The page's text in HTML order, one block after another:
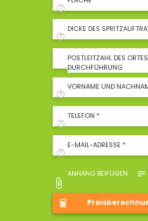
DICKE DES
POSTLEITZAHL DES
DURCHFÜHRUNG
VORNAME UND
TELEFON *
E-MAIL-ADRESSE *
ANHANG BEIFÜGEN